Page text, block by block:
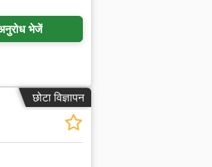
भेजें
छोटा विज्ञापन